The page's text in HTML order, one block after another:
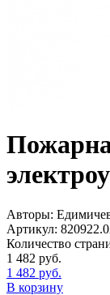
Авторы:
Артикул:
Количество
1 482 руб.
1 482 руб.
В корзину